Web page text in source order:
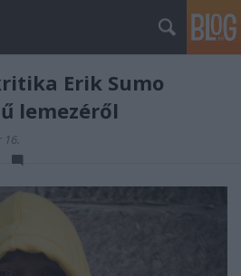
Erik Sumo
lemezéről